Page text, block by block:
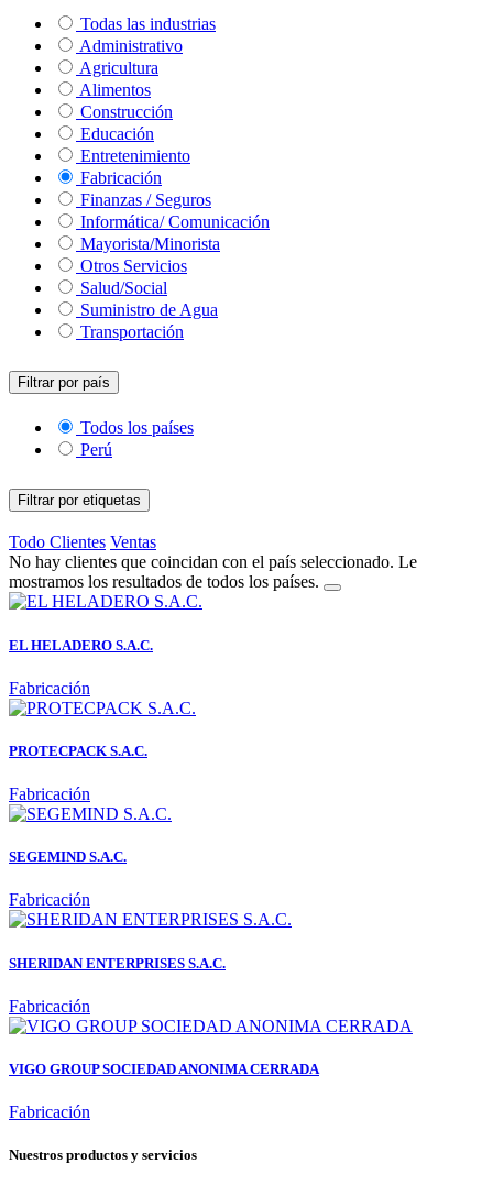
Todas las industrias
Administrativo
Agricultura
Alimentos
Construcción
Educación
Entretenimiento
Fabricación
Finanzas / Seguros
Informática/ Comunicación
Mayorista/Minorista
Otros Servicios
Salud/Social
Suministro de Agua
Transportación
Filtrar por país
Todos los países
Perú
Filtrar por etiquetas
Todo Clientes Ventas
No hay clientes que coincidan con el país seleccionado. Le
mostramos los resultados de todos los países.
EL HELADERO S.A.C.
Fabricación
PROTECPACK S.A.C.
Fabricación
SEGEMIND S.A.C.
Fabricación
SHERIDAN ENTERPRISES S.A.C.
Fabricación
VIGO GROUP SOCIEDAD ANONIMA CERRADA
Fabricación
Nuestros productos y servicios